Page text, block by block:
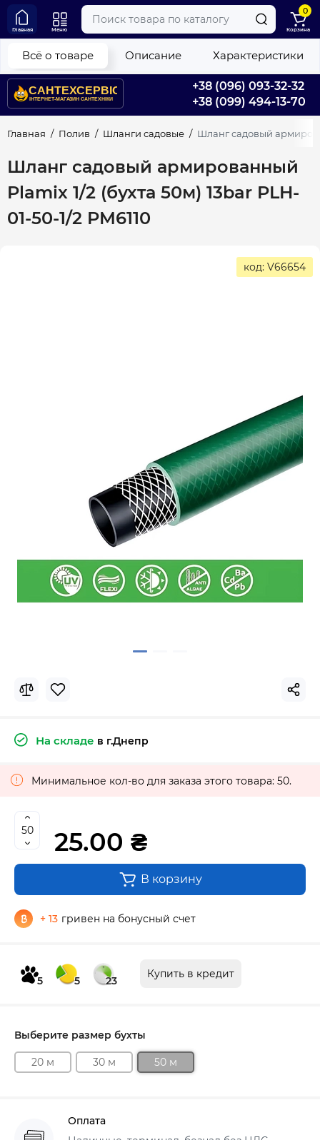
+38 (096) 093-32-32
+38 (099) 494-13-70
Главная Меню
0
Корзина
Главная Полив Шланги садовые Шланг садовый
Шланг садовый армированный
Plamix 1/2 (бухта 50м) 13bar PLH-
01-50-1/2 PM6110
Всё о товаре Описание Характеристики
код: V66654
На складе в г.Днепр
Минимальное кол-во для заказа этого товара: 50.
25.00 ₴
В корзину
+ 13 гривен на бонусный счет
5 5 23
Купить в кредит
Выберите размер бухты
20 м 30 м 50 м
Оплата